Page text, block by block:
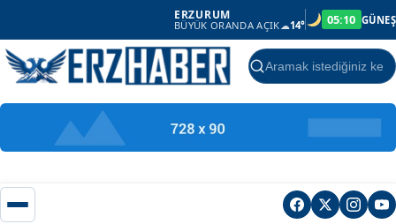
ERZURUM
BÜYÜK ORANDA AÇIK ☁14° 05:10 GÜNEŞ
Ara